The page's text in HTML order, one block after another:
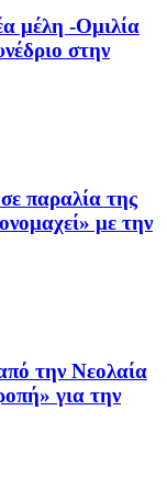
μέλη -Ομιλία
στην
παραλία της
με την
την Νεολαία
για την